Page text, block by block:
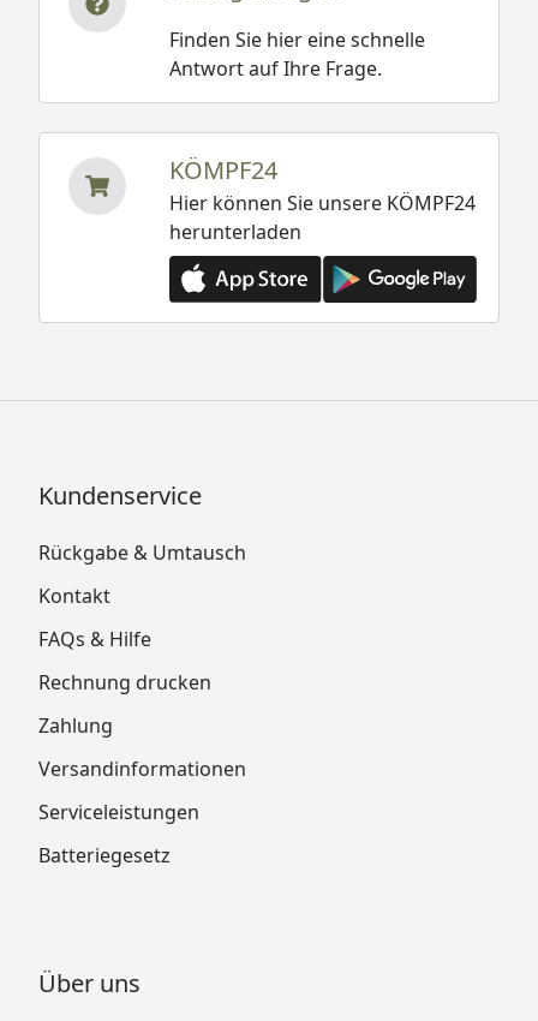
Finden Sie hier eine schnelle
Antwort auf Ihre Frage.
KÖMPF24
Hier können Sie unsere KÖMPF24
herunterladen
Kundenservice
Rückgabe & Umtausch
Kontakt
FAQs & Hilfe
Rechnung drucken
Zahlung
Versandinformationen
Serviceleistungen
Batteriegesetz
Über uns